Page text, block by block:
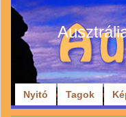
Nyitó Tagok